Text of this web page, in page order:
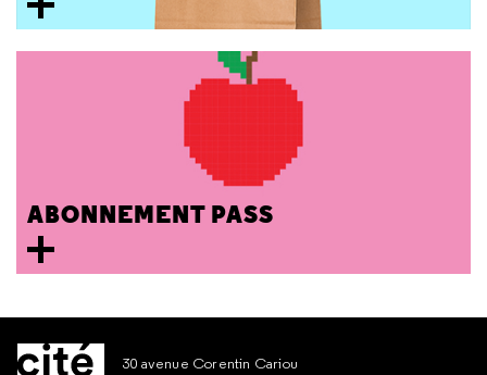
ABONNEMENT PASS
30 avenue Corentin Cariou